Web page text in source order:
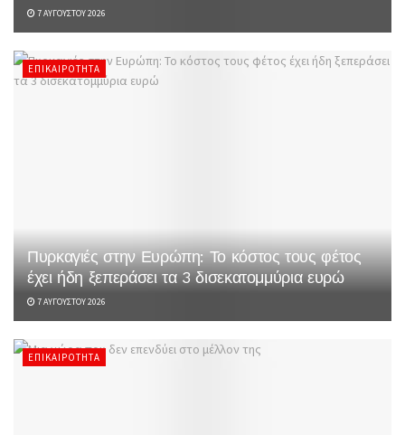
7 ΑΥΓΟΎΣΤΟΥ 2026
ΕΠΙΚΑΙΡΌΤΗΤΑ
Πυρκαγιές στην Ευρώπη: Το κόστος τους φέτος
έχει ήδη ξεπεράσει τα 3 δισεκατομμύρια ευρώ
7 ΑΥΓΟΎΣΤΟΥ 2026
ΕΠΙΚΑΙΡΌΤΗΤΑ